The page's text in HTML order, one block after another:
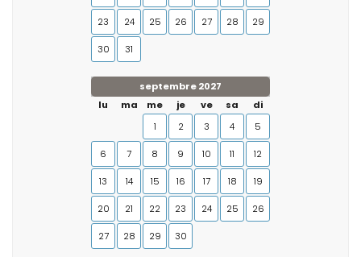
23 24 25 26 27 28 29
30 31
septembre 2027
lu
ma me je ve sa
di
1
2 3 4 5
6 7 8 9 10 11 12
13 14 15 16 17 18 19
20 21 22 23 24 25 26
27 28 29 30